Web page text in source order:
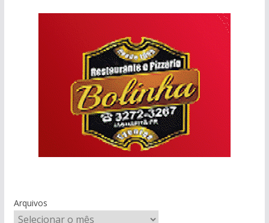
Arquivos